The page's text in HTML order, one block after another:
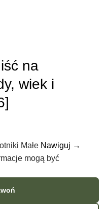
na
wiek i
Małe Nawiguj →
mogą być